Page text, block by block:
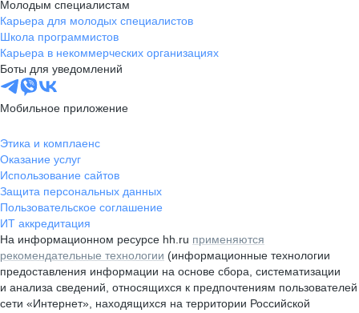
Молодым специалистам
Карьера для молодых специалистов
Школа программистов
Карьера в некоммерческих организациях
Боты для уведомлений
Мобильное приложение
Этика и комплаенс
Оказание услуг
Использование сайтов
Защита персональных данных
Пользовательское соглашение
ИТ аккредитация
На информационном ресурсе hh.ru применяются
рекомендательные технологии (информационные технологии
предоставления информации на основе сбора, систематизации
и анализа сведений, относящихся к предпочтениям пользователей
сети «Интернет», находящихся на территории Российской